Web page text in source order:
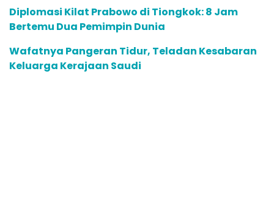
Diplomasi Kilat Prabowo di Tiongkok: 8 Jam
Bertemu Dua Pemimpin Dunia
Wafatnya Pangeran Tidur, Teladan Kesabaran
Keluarga Kerajaan Saudi